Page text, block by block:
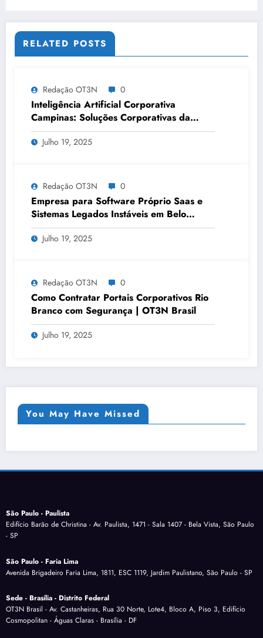
RELATED POSTS
Redação OT3N 0
Inteligência Artificial Corporativa
Campinas: Soluções Corporativas da
OT3N Brasil – Guia 3083
Julho 19, 2025
Redação OT3N 0
Empresa para Software Próprio Saas e
Sistemas Legados Instáveis em Belo
Horizonte | OT3N Brasil – Guia 3449
Julho 19, 2025
Redação OT3N 0
Como Contratar Portais Corporativos Rio
Branco com Segurança | OT3N Brasil
Julho 19, 2025
You May Have Missed
São Paulo - Paulista
Edifício Barão de Christina - Av. Paulista, 1471 - Sala 1407 - Bela Vista, São Paulo
- SP
São Paulo - Faria Lima
Avenida Brigadeiro Faria Lima, 1811, ESC 1119, Jardim Paulistano, São Paulo - SP
Sede - Brasília - Distrito Federal
OT3N Brasil - Av. Castanheiras, Rua 30 Norte, Lote4, Bloco A, Piso 3, Edifício
Cosmopolitan - Águas Claras - Brasília - DF